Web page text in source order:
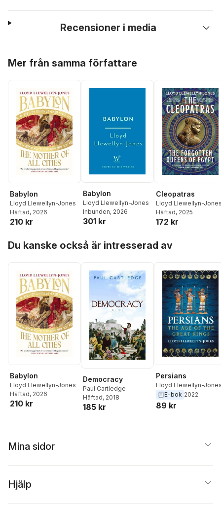
Recensioner i media
Mer från samma författare
Babylon
Lloyd Llewellyn-Jones
Häftad, 2026
210 kr
Babylon
Lloyd Llewellyn-Jones
Inbunden, 2026
301 kr
Cleopatras
Lloyd Llewellyn-
Häftad, 2025
172 kr
Du kanske också är intresserad av
Babylon
Lloyd Llewellyn-Jones
Häftad, 2026
210 kr
Democracy
Paul Cartledge
Häftad, 2018
185 kr
Persians
Lloyd Llewellyn-
E-bok 2022
89 kr
Mina sidor
Hjälp